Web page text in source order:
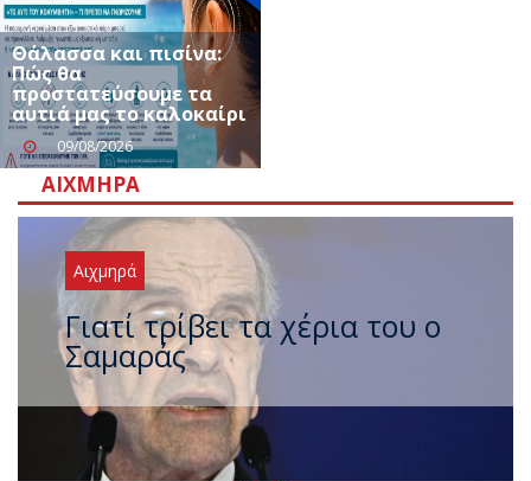
Θάλασσα και πισίνα:
Πώς θα
προστατεύσουμε τα
αυτιά μας το καλοκαίρι
09/08/2026
ΑΙΧΜΗΡΆ
Αιχμηρά
Ξαναχτύπησαν